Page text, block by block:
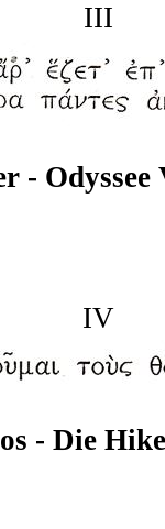
III
-
IV
- Die